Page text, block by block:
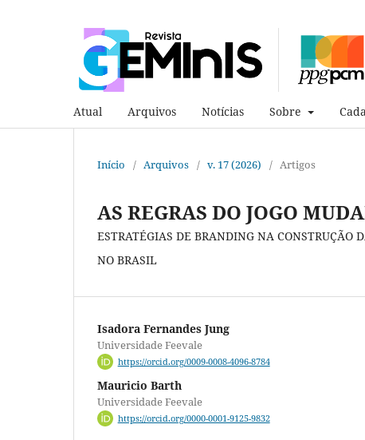
Atual Arquivos Notícias Sobre
Início / Arquivos / v. 17 (2026) / Artigos
AS REGRAS DO JOGO
ESTRATÉGIAS DE BRANDING NA CONSTRUÇÃO
NO BRASIL
Isadora Fernandes Jung
Universidade Feevale
https://orcid.org/0009-0008-4096-8784
Mauricio Barth
Universidade Feevale
https://orcid.org/0000-0001-9125-9832